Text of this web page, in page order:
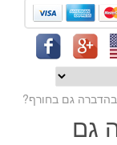
גם בחורף?
גם